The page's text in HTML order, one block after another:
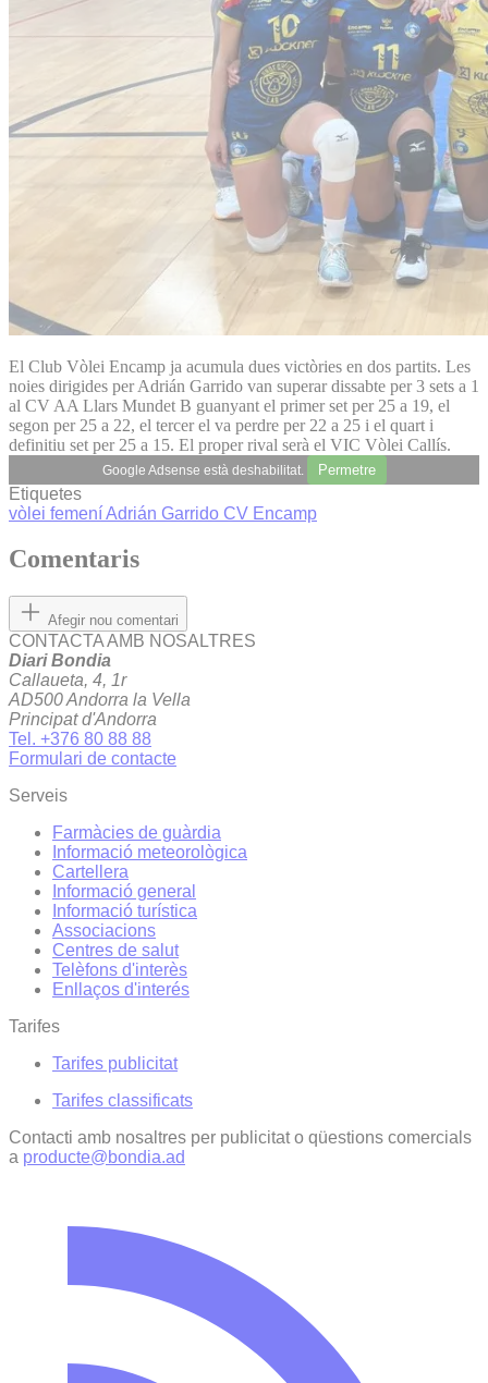
El Club Vòlei Encamp ja acumula dues victòries en dos partits. Les
noies dirigides per Adrián Garrido van superar dissabte per 3 sets a 1
al CV AA Llars Mundet B guanyant el primer set per 25 a 19, el
segon per 25 a 22, el tercer el va perdre per 22 a 25 i el quart i
definitiu set per 25 a 15. El proper rival serà el VIC Vòlei Callís.
Google Adsense està deshabilitat. Permetre
Etiquetes
vòlei femeníAdrián Garrido CV Encamp
Comentaris
Afegir nou comentari
CONTACTA AMB NOSALTRES
Diari Bondia
Callaueta, 4, 1r
AD500 Andorra la Vella
Principat d'Andorra
Tel. +376 80 88 88
Formulari de contacte
Serveis
Farmàcies de guàrdia
Informació meteorològica
Cartellera
Informació general
Informació turística
Associacions
Centres de salut
Telèfons d'interès
Enllaços d'interés
Tarifes
Tarifes publicitat
Tarifes classificats
Contacti amb nosaltres per publicitat o qüestions comercials
a producte@bondia.ad